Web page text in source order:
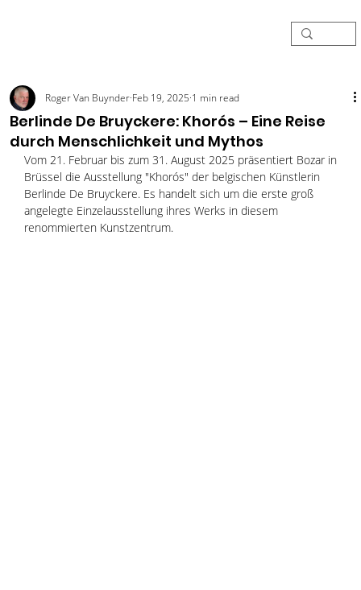
Berlinde De Bruyckere: Khorós – Eine Reise
durch Menschlichkeit und Mythos
Roger Van Buynder Feb 19, 2025 1 min read
Vom 21. Februar bis zum 31. August 2025 präsentiert Bozar in
Brüssel die Ausstellung "Khorós" der belgischen Künstlerin
Berlinde De Bruyckere. Es handelt sich um die erste groß
angelegte Einzelausstellung ihres Werks in diesem
renommierten Kunstzentrum.